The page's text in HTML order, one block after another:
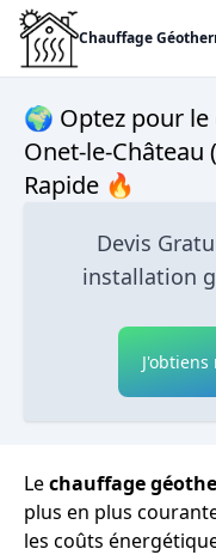
Chauffage
🌍 Optez pour
Onet-le-Château
Rapide 🔥
Devis
installation
Lechauffage
plus en plus
les coûts